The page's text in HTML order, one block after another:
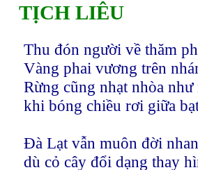
TỊCH LIÊU
Thu đón người về thăm
Vàng phai vương trên
Rừng cũng nhạt nhòa như
khi bóng chiều rơi giữa
Đà Lạt vẫn muôn đời
dù cỏ cây đổi dạng thay